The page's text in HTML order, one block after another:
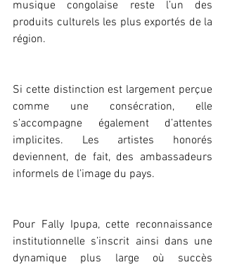
musique congolaise reste l’un des
produits culturels les plus exportés de la
région.
Si cette distinction est largement perçue
comme une consécration, elle
s’accompagne également d’attentes
implicites. Les artistes honorés
deviennent, de fait, des ambassadeurs
informels de l’image du pays.
Pour Fally Ipupa, cette reconnaissance
institutionnelle s’inscrit ainsi dans une
dynamique plus large où succès